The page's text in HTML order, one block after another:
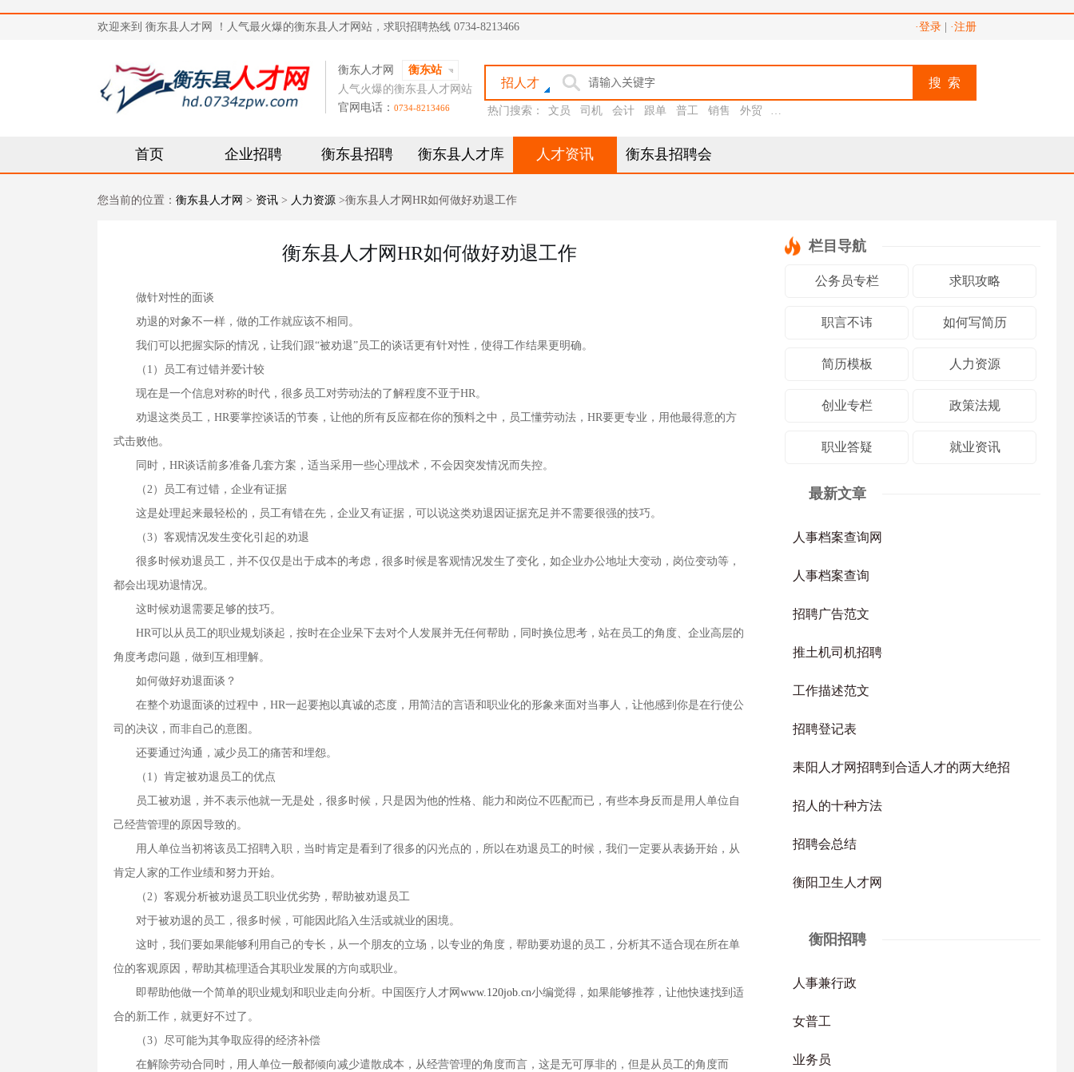
欢迎来到 衡东县人才网 ！人气最火爆的衡东县人才网站，求职招聘热线 0734-8213466 ·登录 ·注册
衡东人才网
衡东站
人气火爆的衡东县人才网站
官网电话： 0734-8213466
招人才 搜 索
热门搜索： 文员 司机 会计 跟单 普工 销售 外贸 助理
首页 企业招聘 衡东县招聘 衡东县人才库 人才资讯 衡东县招聘会
您当前的位置： 衡东县人才网 > 资讯 > 人力资源 >衡东县人才网HR如何做好劝退工作
衡东县人才网HR如何做好劝退工作
做针对性的面谈
劝退的对象不一样，做的工作就应该不相同。
我们可以把握实际的情况，让我们跟“被劝退”员工的谈话更有针对性，使得工作结果更明确。
（1）员工有过错并爱计较
现在是一个信息对称的时代，很多员工对劳动法的了解程度不亚于HR。
劝退这类员工，HR要掌控谈话的节奏，让他的所有反应都在你的预料之中，员工懂劳动法，HR要更专业，用他最得意的方
式击败他。
同时，HR谈话前多准备几套方案，适当采用一些心理战术，不会因突发情况而失控。
（2）员工有过错，企业有证据
这是处理起来最轻松的，员工有错在先，企业又有证据，可以说这类劝退因证据充足并不需要很强的技巧。
（3）客观情况发生变化引起的劝退
很多时候劝退员工，并不仅仅是出于成本的考虑，很多时候是客观情况发生了变化，如企业办公地址大变动，岗位变动等，
都会出现劝退情况。
这时候劝退需要足够的技巧。
HR可以从员工的职业规划谈起，按时在企业呆下去对个人发展并无任何帮助，同时换位思考，站在员工的角度、企业高层的
角度考虑问题，做到互相理解。
如何做好劝退面谈？
在整个劝退面谈的过程中，HR一起要抱以真诚的态度，用简洁的言语和职业化的形象来面对当事人，让他感到你是在行使公
司的决议，而非自己的意图。
还要通过沟通，减少员工的痛苦和埋怨。
（1）肯定被劝退员工的优点
员工被劝退，并不表示他就一无是处，很多时候，只是因为他的性格、能力和岗位不匹配而已，有些本身反而是用人单位自
己经营管理的原因导致的。
用人单位当初将该员工招聘入职，当时肯定是看到了很多的闪光点的，所以在劝退员工的时候，我们一定要从表扬开始，从
肯定人家的工作业绩和努力开始。
（2）客观分析被劝退员工职业优劣势，帮助被劝退员工
对于被劝退的员工，很多时候，可能因此陷入生活或就业的困境。
这时，我们要如果能够利用自己的专长，从一个朋友的立场，以专业的角度，帮助要劝退的员工，分析其不适合现在所在单
位的客观原因，帮助其梳理适合其职业发展的方向或职业。
即帮助他做一个简单的职业规划和职业走向分析。中国医疗人才网 www.120job.cn小编觉得，如果能够推荐，让他快速找到适
合的新工作，就更好不过了。
（3）尽可能为其争取应得的经济补偿
在解除劳动合同时，用人单位一般都倾向减少遣散成本，从经营管理的角度而言，这是无可厚非的，但是从员工的角度而
栏目导航
公务员专栏 求职攻略
职言不讳 如何写简历
简历模板 人力资源
创业专栏 政策法规
职业答疑 就业资讯
最新文章
人事档案查询网
人事档案查询
招聘广告范文
推土机司机招聘
工作描述范文
招聘登记表
耒阳人才网招聘到合适人才的两大绝招
招人的十种方法
招聘会总结
衡阳卫生人才网
衡阳招聘
人事兼行政
女普工
业务员